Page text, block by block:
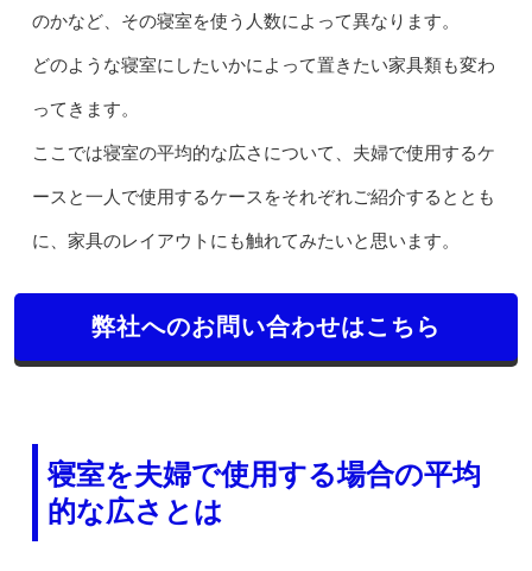
のかなど、その寝室を使う人数によって異なります。
どのような寝室にしたいかによって置きたい家具類も変わ
ってきます。
ここでは寝室の平均的な広さについて、夫婦で使用するケ
ースと一人で使用するケースをそれぞれご紹介するととも
に、家具のレイアウトにも触れてみたいと思います。
弊社へのお問い合わせはこちら
寝室を夫婦で使用する場合の平均
的な広さとは